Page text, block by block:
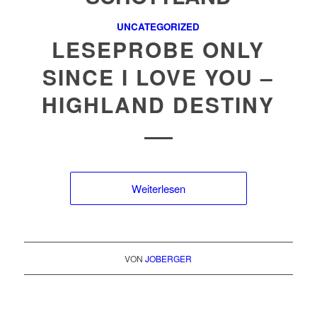
UNCATEGORIZED
LESEPROBE ONLY
SINCE I LOVE YOU –
HIGHLAND DESTINY
Weiterlesen
VONJOBERGER